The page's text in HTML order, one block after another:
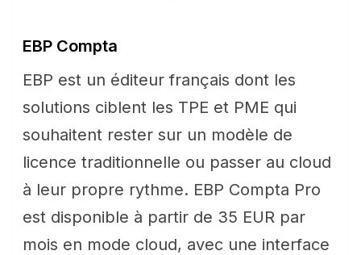
EBP Compta
EBP est un éditeur français dont les
solutions ciblent les TPE et PME qui
souhaitent rester sur un modèle de
licence traditionnelle ou passer au cloud
à leur propre rythme. EBP Compta Pro
est disponible à partir de 35 EUR par
mois en mode cloud, avec une interface